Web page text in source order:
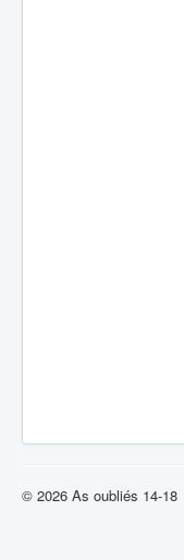
© 2026 As oubliés 14-18